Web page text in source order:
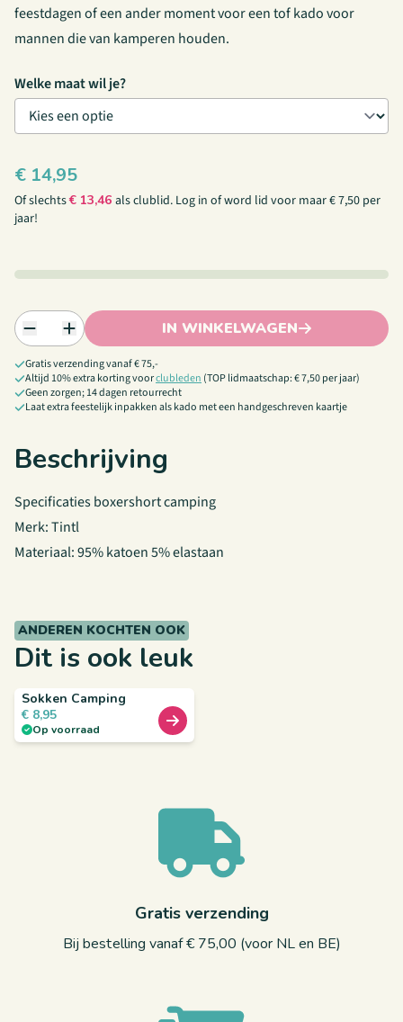
feestdagen of een ander moment voor een tof kado voor
mannen die van kamperen houden.
Welke maat wil je?
€ 14,95
Of slechts€ 13,46 als clublid. Log in ofword lid voor maar € 7,50 per
jaar!
IN WINKELWAGEN
Gratis verzending vanaf € 75,-
Altijd 10% extra korting voorclubleden (TOP lidmaatschap: € 7,50 per jaar)
Geen zorgen; 14 dagen retourrecht
Laat extra feestelijk inpakken als kado met een handgeschreven kaartje
Beschrijving
Specificaties boxershort camping
Merk: Tintl
Materiaal: 95% katoen 5% elastaan
ANDEREN KOCHTEN OOK
Dit is ook leuk
Sokken Camping
Op voorraad
€ 8,95
Gratis verzending
Bij bestelling vanaf € 75,00 (voor NL en BE)